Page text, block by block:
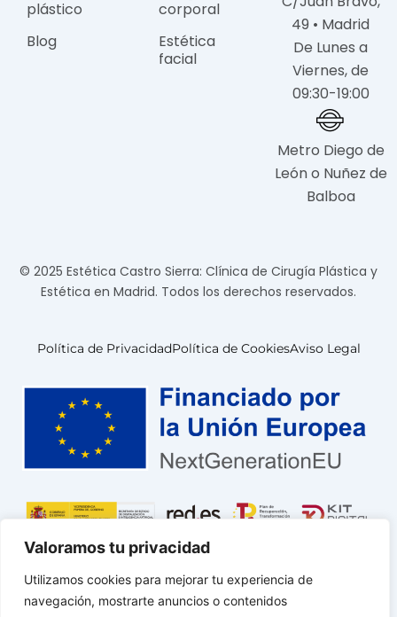
Valoramos tu privacidad
Utilizamos cookies para mejorar tu experiencia de
navegación, mostrarte anuncios o contenidos
plástico
Blog
corporal
Estética
facial
49 • Madrid
De Lunes a
Viernes, de
09:30-19:00
Metro Diego de
León o Nuñez de
Balboa
© 2025 Estética Castro Sierra: Clínica de Cirugía Plástica y
Estética en Madrid. Todos los derechos reservados.
Política de PrivacidadPolítica de CookiesAviso Legal